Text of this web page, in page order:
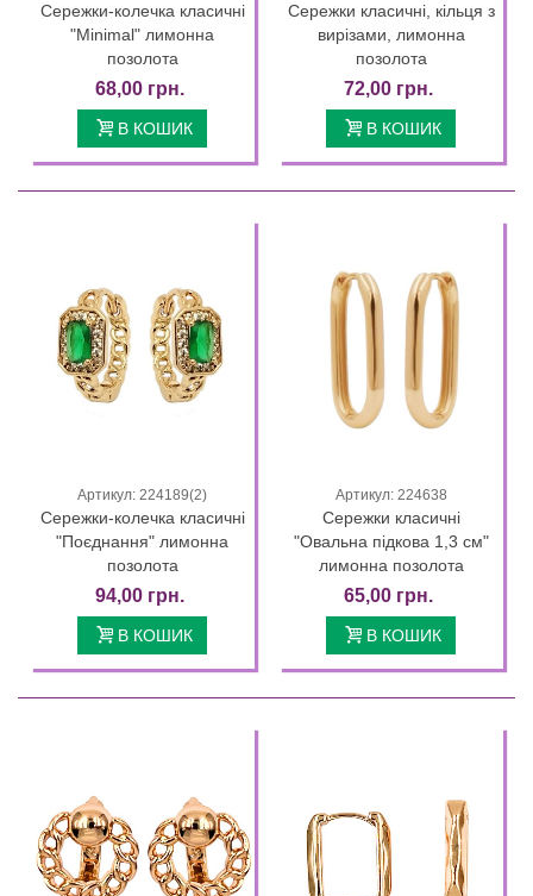
Сережки-колечка класичні
"Minimal" лимонна
позолота
68,00 грн.
В КОШИК
Сережки класичні, кільця з
вирізами, лимонна
позолота
72,00 грн.
В КОШИК
Артикул: 224189(2)
Сережки-колечка класичні
"Поєднання" лимонна
позолота
94,00 грн.
В КОШИК
Артикул: 224638
Сережки класичні
"Овальна підкова 1,3 см"
лимонна позолота
65,00 грн.
В КОШИК